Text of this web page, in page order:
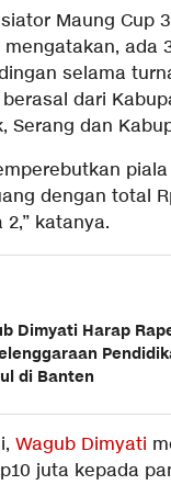
Maung Cup
mengatakan, ada
selama
dari
Serang dan
dengan total
katanya.
Dimyati Harap
di Banten
Wagub Dimyati
juta kepada